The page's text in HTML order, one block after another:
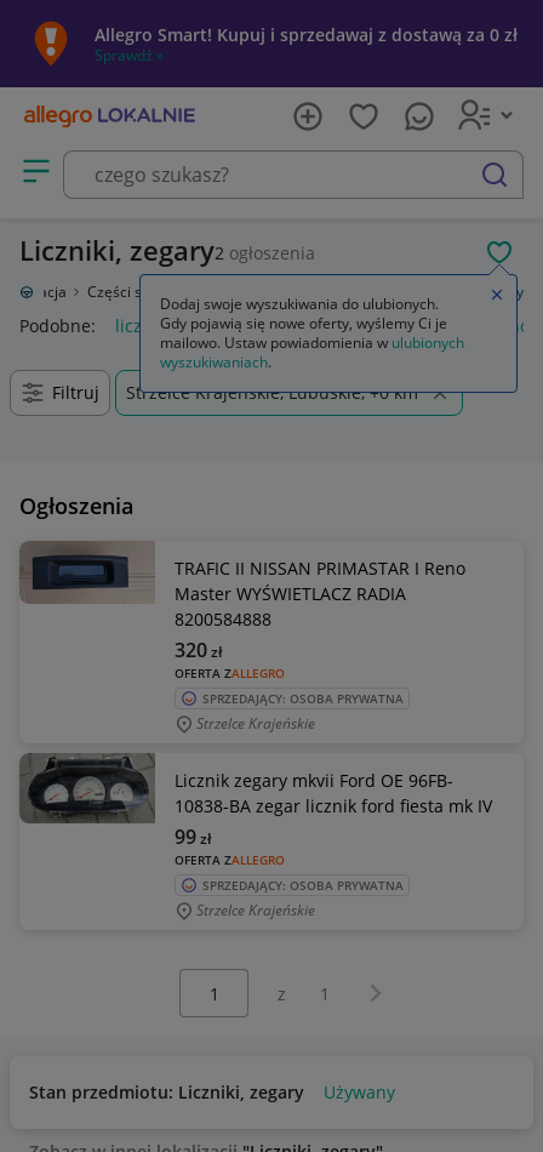
Allegro Smart! Kupuj i sprzedawaj z dostawą za 0 zł
Sprawdź »
Otwórz menu z kategoriami
szukaj
Liczniki, zegary2 ogłoszenia
Części samochodowe Liczniki, zegary
Podobne: liczniki zegary licznik zegary bmw f30 honda
Filtruj Strzelce Krajeńskie, Lubuskie, +0 km
Ogłoszenia
TRAFIC II NISSAN PRIMASTAR I Reno
Master WYŚWIETLACZ RADIA
8200584888
OFERTA ZALLEGRO
320zł
SPRZEDAJĄCY: OSOBA PRYWATNA
Strzelce Krajeńskie
Licznik zegary mkvii Ford OE 96FB-
10838-BA zegar licznik ford fiesta mk IV
OFERTA ZALLEGRO
99zł
SPRZEDAJĄCY: OSOBA PRYWATNA
Strzelce Krajeńskie
z 1 Następna strona
Stan przedmiotu: Liczniki, zegary Używany
Dodaj swoje wyszukiwania do ulubionych.
Gdy pojawią się nowe oferty, wyślemy Ci je
mailowo. Ustaw powiadomienia w ulubionych
wyszukiwaniach.